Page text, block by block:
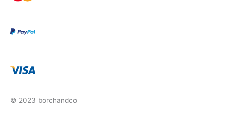
© 2023 borchandco